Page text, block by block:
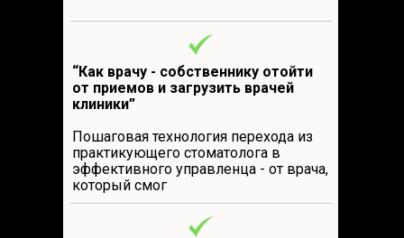
“Как врачу - собственнику отойти
от приемов и загрузить врачей
клиники”
Пошаговая технология перехода из
практикующего стоматолога в
эффективного управленца - от врача,
который смог